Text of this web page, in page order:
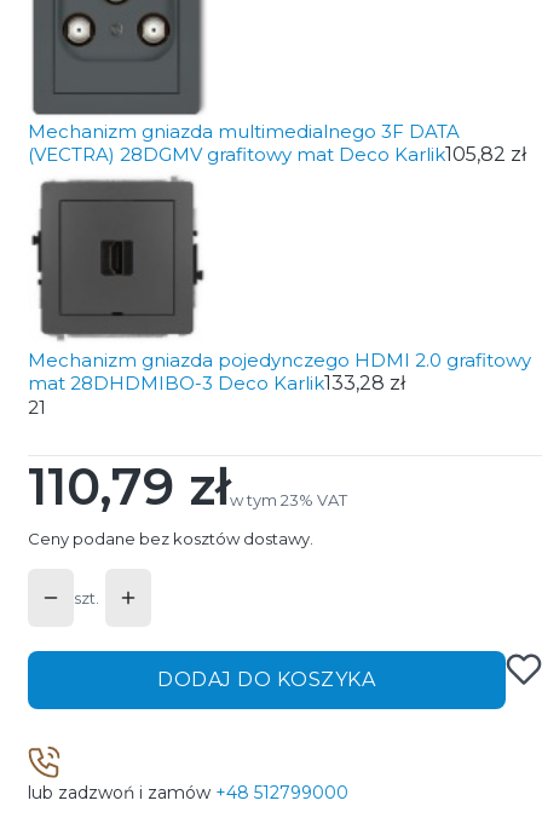
Mechanizm gniazda multimedialnego 3F DATA
(VECTRA) 28DGMV grafitowy mat Deco Karlik105,82 zł
Mechanizm gniazda pojedynczego HDMI 2.0 grafitowy
mat 28DHDMIBO-3 Deco Karlik133,28 zł
21
Cena
110,79 złw tym 23% VAT
w tym 23% VAT
Ceny podane bez kosztów dostawy.
szt.
DODAJ DO KOSZYKA
lub zadzwoń i zamów +48 512799000